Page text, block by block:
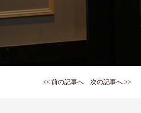
<< 前の記事へ 次の記事へ >>